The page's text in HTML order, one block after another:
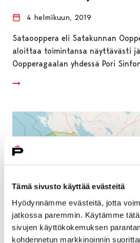
Tämä sivusto käyttää evästeitä
Hyödynnämme evästeitä, jotta
jatkossa paremmin. Käytämme
sivujen käyttökokemuksen
kohdennetun markkinoinnin
4 helmikuun, 2019
Sataooppera eli Satakunnan
aloittaa toimintansa näyttävästi
Oopperagaalan yhdessä Pori